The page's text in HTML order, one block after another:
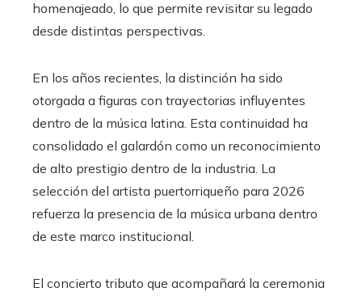
homenajeado, lo que permite revisitar su legado
desde distintas perspectivas.
En los años recientes, la distinción ha sido
otorgada a figuras con trayectorias influyentes
dentro de la música latina. Esta continuidad ha
consolidado el galardón como un reconocimiento
de alto prestigio dentro de la industria. La
selección del artista puertorriqueño para 2026
refuerza la presencia de la música urbana dentro
de este marco institucional.
El concierto tributo que acompañará la ceremonia